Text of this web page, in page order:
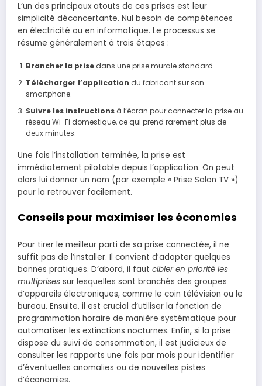
L’un des principaux atouts de ces prises est leur
simplicité déconcertante. Nul besoin de compétences
en électricité ou en informatique. Le processus se
résume généralement à trois étapes :
Brancher la prisedans une prise murale standard.
Télécharger l’application du fabricant sur son
smartphone.
Suivre les instructionsà l’écran pour connecter la prise au
réseau Wi-Fi domestique, ce qui prend rarement plus de
deux minutes.
Une fois l’installation terminée, la prise est
immédiatement pilotable depuis l’application. On peut
alors lui donner un nom (par exemple « Prise Salon TV »)
pour la retrouver facilement.
Conseils pour maximiser les économies
Pour tirer le meilleur parti de sa prise connectée, il ne
suffit pas de l’installer. Il convient d’adopter quelques
bonnes pratiques. D’abord, il faut cibler en priorité les
multiprises sur lesquelles sont branchés des groupes
d’appareils électroniques, comme le coin télévision ou le
bureau. Ensuite, il est crucial d’utiliser la fonction de
programmation horaire de manière systématique pour
automatiser les extinctions nocturnes. Enfin, si la prise
dispose du suivi de consommation, il est judicieux de
consulter les rapports une fois par mois pour identifier
d’éventuelles anomalies ou de nouvelles pistes
d’économies.